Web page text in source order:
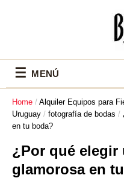
☰ MENÚ
Home / Alquiler Equipos para
Uruguay / fotografía de bodas /
en tu boda?
¿Por qué elegir
glamorosa en